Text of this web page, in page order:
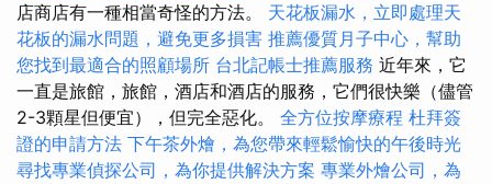
店商店有一種相當奇怪的方法。 天花板漏水，立即處理天
花板的漏水問題，避免更多損害 推薦優質月子中心，幫助
您找到最適合的照顧場所 台北記帳士推薦服務 近年來，它
一直是旅館，旅館，酒店和酒店的服務，它們很快樂（儘管
2-3顆星但便宜），但完全惡化。 全方位按摩療程 杜拜簽
證的申請方法 下午茶外燴，為您帶來輕鬆愉快的午後時光
尋找專業偵探公司，為你提供解決方案 專業外燴公司，為